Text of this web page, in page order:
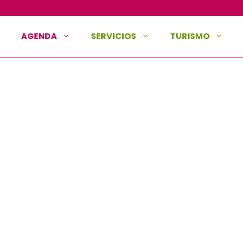
AGENDA SERVICIOS TURISMO